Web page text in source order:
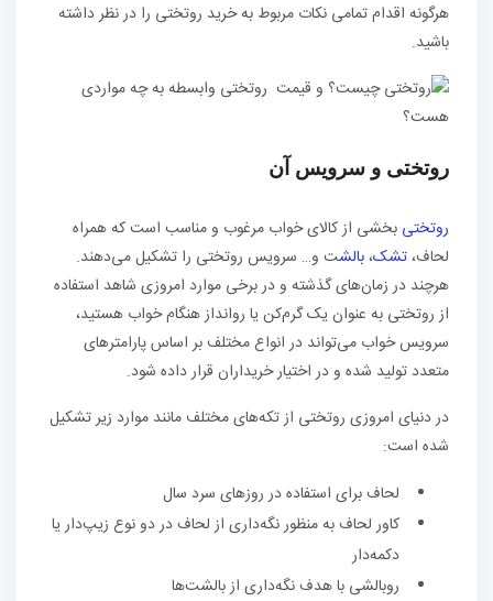
هرگونه اقدام تمامی نکات مربوط به خرید روتختی را در نظر داشته
باشید.
روتختی و سرویس آن
روتختی بخشی از کالای خواب مرغوب و مناسب است که همراه
لحاف،تشک،بالشت و… سرویس روتختی را تشکیل می‌دهند.
هرچند در زمان‌های گذشته و در برخی موارد امروزی شاهد استفاده
از روتختی به عنوان یک گرم‌کن یا روانداز هنگام خواب هستید،
سرویس خواب می‌تواند در انواع مختلف بر اساس پارامتر‌های
متعدد تولید شده و در اختیار خریداران قرار داده شود.
در دنیای امروزی روتختی از تکه‌های مختلف مانند موارد زیر تشکیل
شده است:
لحاف برای استفاده در روز‌های سرد سال
کاور لحاف به منظور نگه‌داری از لحاف در دو نوع زیپ‌دار یا
دکمه‌دار
روبالشی با هدف نگه‌داری از بالشت‌ها